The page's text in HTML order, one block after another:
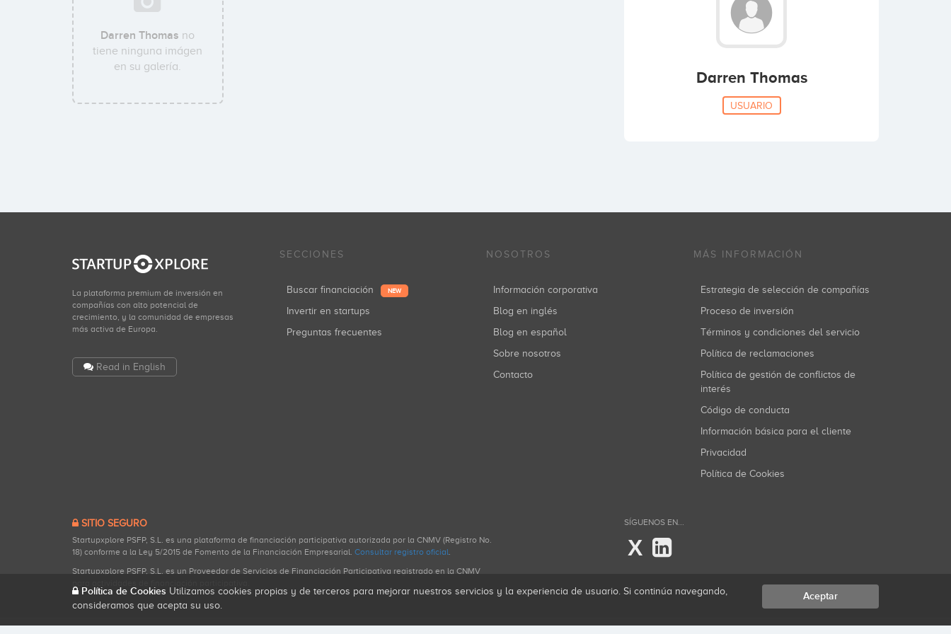
Darren Thomas no
tiene ninguna imágen
en su galería.
Darren Thomas
USUARIO
La plataforma premium de inversión en
compañías con alto potencial de
crecimiento, y la comunidad de empresas
más activa de Europa.
Read in English
SECCIONES
Buscar financiación NEW
Invertir en startups
Preguntas frecuentes
NOSOTROS
Información corporativa
Blog en inglés
Blog en español
Sobre nosotros
Contacto
MÁS INFORMACIÓN
Estrategia de selección de compañías
Proceso de inversión
Términos y condiciones del servicio
Política de reclamaciones
Política de gestión de conflictos de
interés
Código de conducta
Información básica para el cliente
Privacidad
Política de Cookies
SITIO SEGURO
Startupxplore PSFP, S.L. es una plataforma de financiación participativa autorizada por la CNMV (Registro No.
18) conforme a la Ley 5/2015 de Fomento de la Financiación Empresarial. Consultar registro oficial.
Startupxplore PSFP, S.L. es un Proveedor de Servicios de Financiación Participativa registrado en la CNMV
SÍGUENOS EN...
X
Política de Cookies Utilizamos cookies propias y de terceros para mejorar nuestros servicios y la experiencia de usuario. Si continúa navegando,
consideramos que acepta su uso.
Aceptar